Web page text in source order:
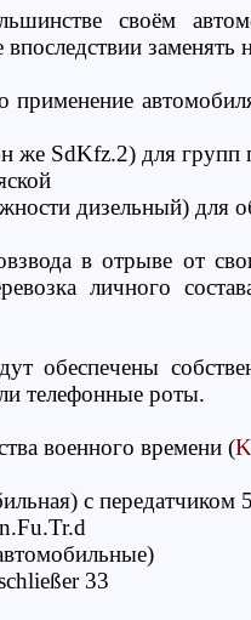
своём
применение
же SdKfz.2) для групп
дизельный) для
в отрыве от
личного
обеспечены
телефонные роты.
военного времени (
с передатчиком
33